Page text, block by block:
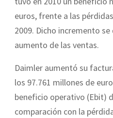
euros, frente a las
2009. Dicho incremento
aumento de las ventas.
Daimler aumentó su
los 97.761 millones de
beneficio operativo (Ebit)
comparación con la